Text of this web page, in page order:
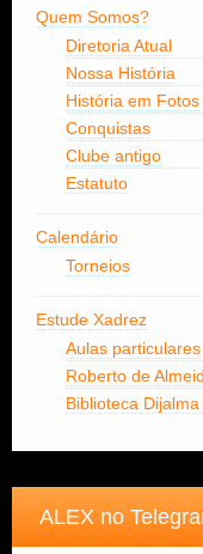
Quem Somos?
Diretoria Atual
Nossa História
História em Fotos
Conquistas
Clube antigo
Estatuto
Calendário
Torneios
Estude Xadrez
Aulas particulares
Roberto de
Biblioteca
ALEX no